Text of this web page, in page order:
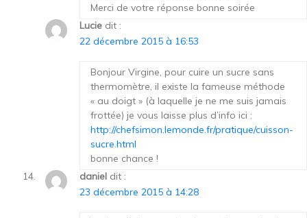
Merci de votre réponse bonne soirée
Lucie dit :
22 décembre 2015 à 16:53
Bonjour Virgine, pour cuire un sucre sans
thermomètre, il existe la fameuse méthode
« au doigt » (à laquelle je ne me suis jamais
frottée) je vous laisse plus d’info ici :
http://chefsimon.lemonde.fr/pratique/cuisson-
sucre.html
bonne chance !
daniel dit :
23 décembre 2015 à 14:28